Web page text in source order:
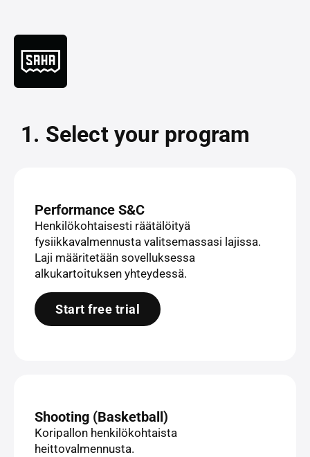
1. Select your program
Performance S&C
Henkilökohtaisesti räätälöityä
fysiikkavalmennusta valitsemassasi lajissa.
Laji määritetään sovelluksessa
alkukartoituksen yhteydessä.
Start free trial
Shooting (Basketball)
Koripallon henkilökohtaista
heittovalmennusta.